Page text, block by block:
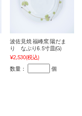
波佐見焼 福峰窯 陽だま
り なぶり6.5寸皿(G)
¥2,530(税込)
数量： 個